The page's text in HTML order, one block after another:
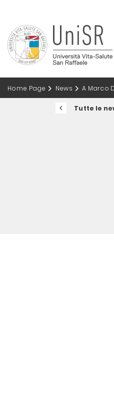
Home Page News A Marco
Tutte le